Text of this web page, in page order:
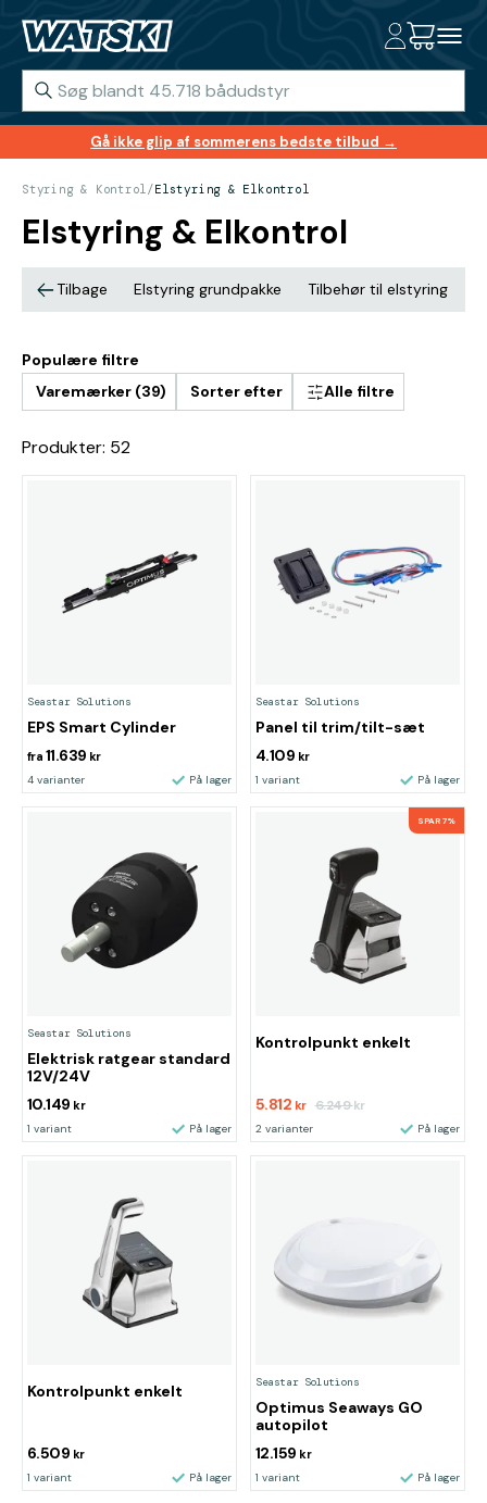
Gå ikke glip af sommerens bedste tilbud →
Styring & Kontrol/Elstyring & Elkontrol
Elstyring & Elkontrol
Tilbage Elstyring grundpakke Tilbehør til elstyring
Populære filtre
Varemærker (39)
Sorter efter Alle filtre
Produkter: 52
Seastar Solutions
EPS Smart Cylinder
fra 11.639 kr
4 varianter På lager
Seastar Solutions
Panel til trim/tilt-sæt
4.109 kr
1 variant På lager
Seastar Solutions
Elektrisk ratgear standard
12V/24V
10.149 kr
1 variant På lager
SPAR 7%
Kontrolpunkt enkelt
5.812 kr 6.249kr
2 varianter På lager
Kontrolpunkt enkelt
6.509 kr
1 variant På lager
Seastar Solutions
Optimus Seaways GO
autopilot
12.159 kr
1 variant På lager